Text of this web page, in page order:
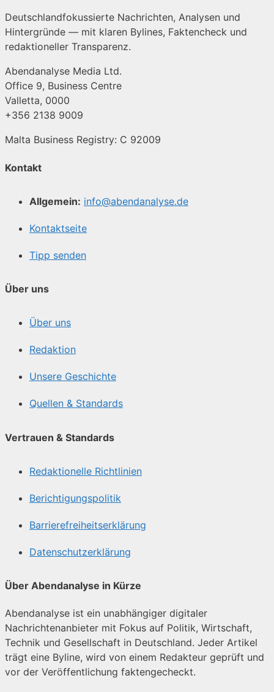
Deutschlandfokussierte Nachrichten, Analysen und
Hintergründe — mit klaren Bylines, Faktencheck und
redaktioneller Transparenz.
Abendanalyse Media Ltd.
Office 9, Business Centre
Valletta, 0000
+356 2138 9009
Malta Business Registry: C 92009
Kontakt
Allgemein: info@abendanalyse.de
Kontaktseite
Tipp senden
Über uns
Über uns
Redaktion
Unsere Geschichte
Quellen & Standards
Vertrauen & Standards
Redaktionelle Richtlinien
Berichtigungspolitik
Barrierefreiheitserklärung
Datenschutzerklärung
Über Abendanalyse in Kürze
Abendanalyse ist ein unabhängiger digitaler
Nachrichtenanbieter mit Fokus auf Politik, Wirtschaft,
Technik und Gesellschaft in Deutschland. Jeder Artikel
trägt eine Byline, wird von einem Redakteur geprüft und
vor der Veröffentlichung faktengecheckt.